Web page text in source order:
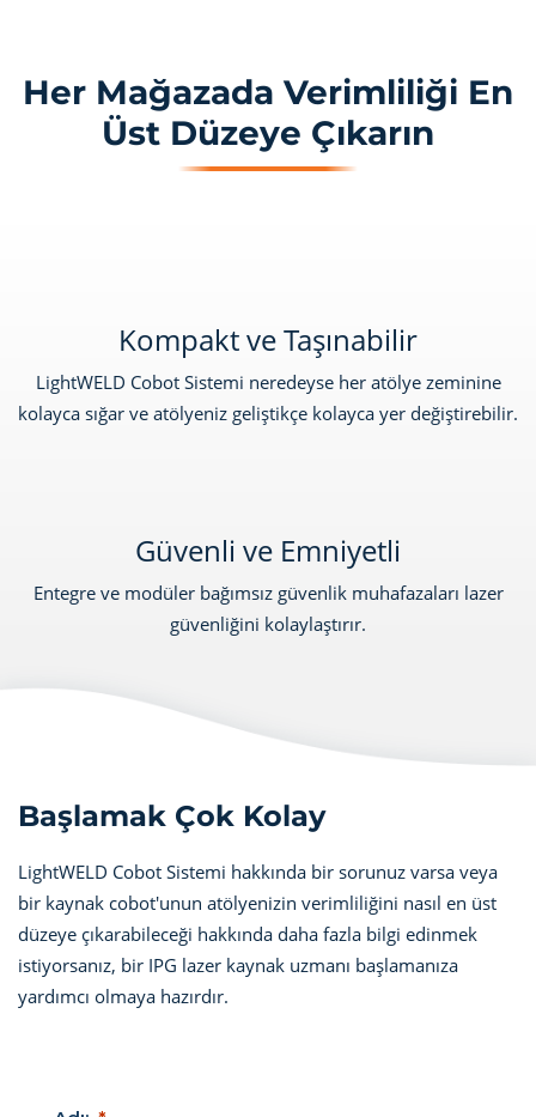
Her Mağazada Verimliliği En
Üst Düzeye Çıkarın
Kompakt ve Taşınabilir
LightWELD Cobot Sistemi neredeyse her atölye zeminine
kolayca sığar ve atölyeniz geliştikçe kolayca yer değiştirebilir.
Güvenli ve Emniyetli
Entegre ve modüler bağımsız güvenlik muhafazaları lazer
güvenliğini kolaylaştırır.
Başlamak Çok Kolay
LightWELD Cobot Sistemi hakkında bir sorunuz varsa veya
bir kaynak cobot'unun atölyenizin verimliliğini nasıl en üst
düzeye çıkarabileceği hakkında daha fazla bilgi edinmek
istiyorsanız, bir IPG lazer kaynak uzmanı başlamanıza
yardımcı olmaya hazırdır.